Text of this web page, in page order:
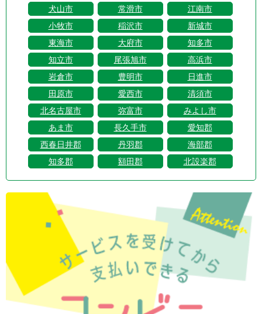
犬山市
常滑市
江南市
小牧市
稲沢市
新城市
東海市
大府市
知多市
知立市
尾張旭市
高浜市
岩倉市
豊明市
日進市
田原市
愛西市
清須市
北名古屋市
弥富市
みよし市
あま市
長久手市
愛知郡
西春日井郡
丹羽郡
海部郡
知多郡
額田郡 北設楽郡